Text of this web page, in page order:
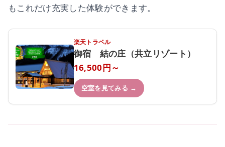
もこれだけ充実した体験ができます。
楽天トラベル
御宿 結の庄（共立リゾート）
16,500円～
空室を見てみる →